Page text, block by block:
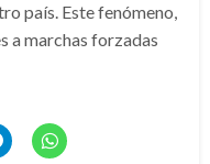
país. Este fenómeno,
a marchas forzadas